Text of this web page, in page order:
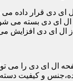
ای دی قرار داده می
ال ای دی بسته می
ال ای دی افزایش می
ال ای دی را می
و کیفیت دسته